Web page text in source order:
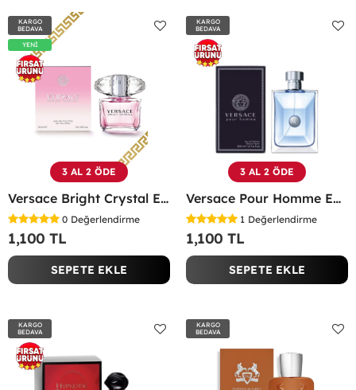
KARGO
BEDAVA
YENİ
3 AL 2 ÖDE
Versace Bright Crystal Edt 90 ML Kadın Parfüm - VBCE
0 Değerlendirme
1,100 TL
SEPETE EKLE
KARGO
BEDAVA
3 AL 2 ÖDE
Versace Pour Homme EDT 100 Ml Erkek Parfüm -
1 Değerlendirme
1,100 TL
SEPETE EKLE
KARGO
BEDAVA
KARGO
BEDAVA